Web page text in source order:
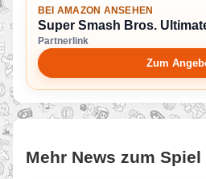
BEI AMAZON ANSEHEN
Super Smash Bros.
Partnerlink
Zum
Mehr News zum Spiel